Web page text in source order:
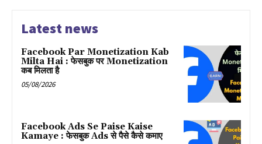
Latest news
Facebook Par Monetization Kab
Milta Hai : फेसबुक पर Monetization
कब मिलता है
05/08/2026
Facebook Ads Se Paise Kaise
Kamaye : फेसबुक Ads से पैसे कैसे कमाए